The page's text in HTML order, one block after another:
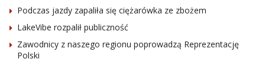
Podczas jazdy zapaliła się ciężarówka ze zbożem
LakeVibe rozpalił publiczność
Zawodnicy z naszego regionu poprowadzą Reprezentację
Polski